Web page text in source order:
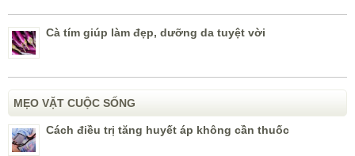
Cà tím giúp làm đẹp, dưỡng da tuyệt vời
MẸO VẶT CUỘC SỐNG
Cách điều trị tăng huyết áp không cần thuốc